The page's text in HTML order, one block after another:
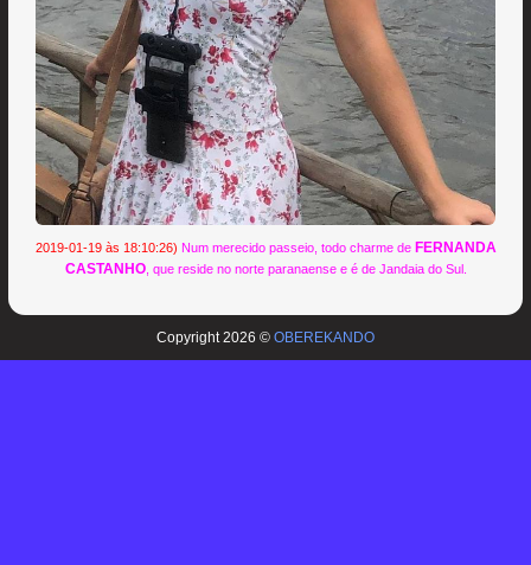
2019-01-19 às 18:10:26) Num merecido passeio, todo charme de FERNANDA
CASTANHO, que reside no norte paranaense e é de Jandaia do Sul.
Copyright 2026 © OBEREKANDO